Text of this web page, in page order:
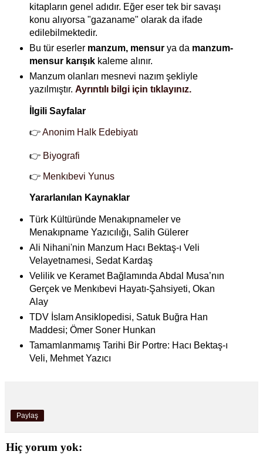
kitapların genel adıdır. Eğer eser tek bir savaşı
konu alıyorsa "gazaname" olarak da ifade
edilebilmektedir.
Bu tür eserler manzum, mensurya da manzum-
mensur karışık kaleme alınır.
Manzum olanları mesnevi nazım şekliyle
yazılmıştır. Ayrıntılı bilgi için tıklayınız.
İlgili Sayfalar
👉Anonim Halk Edebiyatı
👉 Biyografi
👉 Menkıbevi Yunus
Yararlanılan Kaynaklar
Türk Kültüründe Menakıpnameler ve
Menakıpname Yazıcılığı, Salih Gülerer
Ali Nihani'nin Manzum Hacı Bektaş-ı Veli
Velayetnamesi, Sedat Kardaş
Velilik ve Keramet Bağlamında Abdal Musa’nın
Gerçek ve Menkıbevi Hayatı-Şahsiyeti, Okan
Alay
TDV İslam Ansiklopedisi, Satuk Buğra Han
Maddesi; Ömer Soner Hunkan
Tamamlanmamış Tarihi Bir Portre: Hacı Bektaş-ı
Veli, Mehmet Yazıcı
Paylaş
Hiç yorum yok: